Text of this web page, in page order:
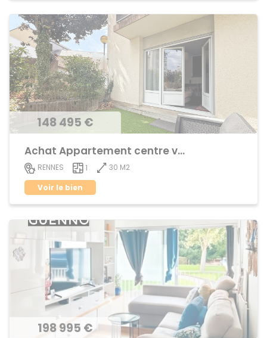
148 495 €
Achat Appartement centre ville
RENNES 1
30 M2
Voir le bien
198 995 €